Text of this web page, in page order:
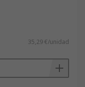
35,29 €/unidad